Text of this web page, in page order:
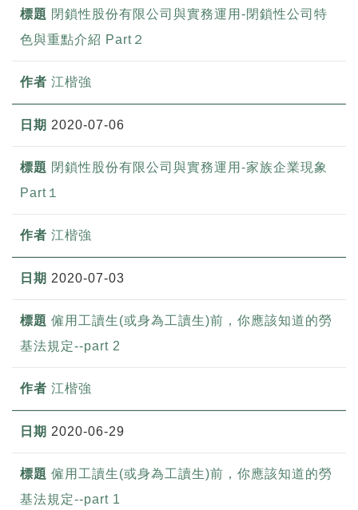
閉鎖性股份有限公司與實務運用-閉鎖性公司特
色與重點介紹 Part２
江楷強
2020-07-06
閉鎖性股份有限公司與實務運用-家族企業現象
Part１
江楷強
2020-07-03
僱用工讀生(或身為工讀生)前，你應該知道的勞
基法規定--part 2
江楷強
2020-06-29
僱用工讀生(或身為工讀生)前，你應該知道的勞
基法規定--part 1